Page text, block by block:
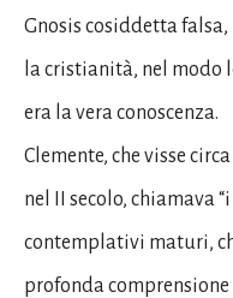
Gnosis cosiddetta
la cristianità, nel
era la vera conoscenza.
Clemente, che visse
nel II secolo, chiamava
contemplativi maturi,
profonda comprensione